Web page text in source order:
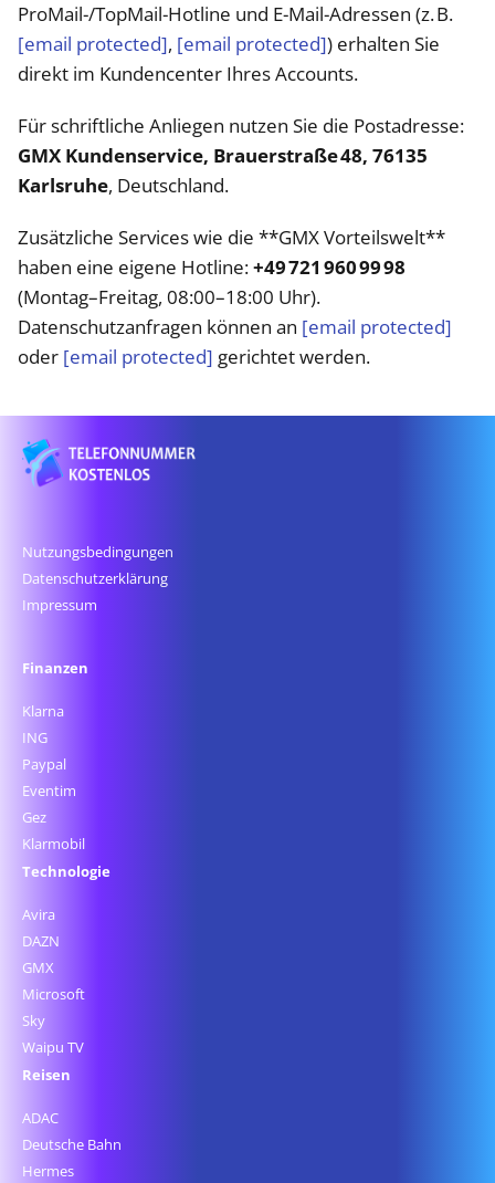
ProMail-/TopMail-Hotline und E-Mail-Adressen (z. B.
[email protected], [email protected]) erhalten Sie
direkt im Kundencenter Ihres Accounts.
Für schriftliche Anliegen nutzen Sie die Postadresse:
GMX Kundenservice, Brauerstraße 48, 76135
Karlsruhe, Deutschland.
Zusätzliche Services wie die **GMX Vorteilswelt**
haben eine eigene Hotline:+49 721 960 99 98
(Montag–Freitag, 08:00–18:00 Uhr).
Datenschutzanfragen können an [email protected]
oder [email protected] gerichtet werden.
Nutzungsbedingungen
Datenschutz­erklärung
Impressum
Finanzen
Klarna
ING
Paypal
Eventim
Gez
Klarmobil
Technologie
Avira
DAZN
GMX
Microsoft
Sky
Waipu TV
Reisen
ADAC
Deutsche Bahn
Hermes